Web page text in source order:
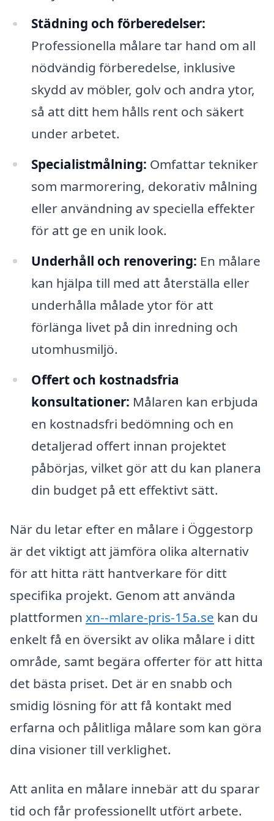
Städning och förberedelser:
Professionella målare tar hand om all
nödvändig förberedelse, inklusive
skydd av möbler, golv och andra ytor,
så att ditt hem hålls rent och säkert
under arbetet.
Specialistmålning: Omfattar tekniker
som marmorering, dekorativ målning
eller användning av speciella effekter
för att ge en unik look.
Underhåll och renovering: En målare
kan hjälpa till med att återställa eller
underhålla målade ytor för att
förlänga livet på din inredning och
utomhusmiljö.
Offert och kostnadsfria
konsultationer: Målaren kan erbjuda
en kostnadsfri bedömning och en
detaljerad offert innan projektet
påbörjas, vilket gör att du kan planera
din budget på ett effektivt sätt.
När du letar efter en målare i Öggestorp
är det viktigt att jämföra olika alternativ
för att hitta rätt hantverkare för ditt
specifika projekt. Genom att använda
plattformen xn--mlare-pris-15a.se kan du
enkelt få en översikt av olika målare i ditt
område, samt begära offerter för att hitta
det bästa priset. Det är en snabb och
smidig lösning för att få kontakt med
erfarna och pålitliga målare som kan göra
dina visioner till verklighet.
Att anlita en målare innebär att du sparar
tid och får professionellt utfört arbete.